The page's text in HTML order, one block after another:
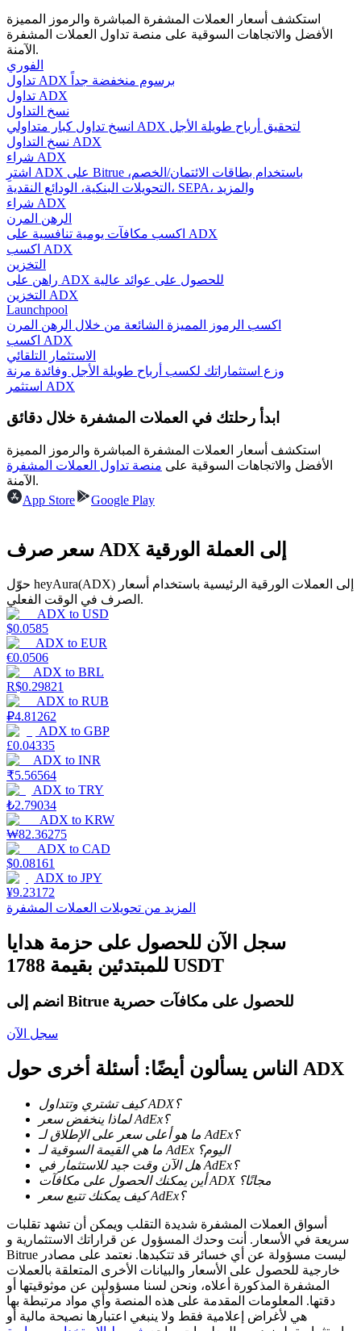
معلومة
تحليل البيانات الضخمة بما في ذلك المعلومات التجارية، وما
إلى ذلك.
مرشد
دليل المبتدئين للعقود الآجلة
استراتيجيات التداول
يكسب
خنزير الطاقة
احصل على مكافآت تنافسية يوميًا
التوقيع المساحي
عوائد عالية والوصول الفوري
Launchpool
الرهان المرن لكسب العملات الرقمية الشهيرة
استكشف أسعار العملات المشفرة المباشرة والرموز المميزة
الأفضل والاتجاهات السوقية على منصة تداول العملات المشفرة
الآمنة.
الفوري
تداول ADX برسوم منخفضة جداً
تداول ADX
نسخ التداول
انسخ تداول كبار متداولي ADX لتحقيق أرباح طويلة الأجل
نسخ التداول ADX
شراء ADX
اشترِ ADX على Bitrue باستخدام بطاقات الائتمان/الخصم،
التحويلات البنكية، الودائع النقدية، SEPA، والمزيد
شراء ADX
الرهن المرن
اكسب مكافآت يومية تنافسية على ADX
اكسب ADX
التخزين
راهن على ADX للحصول على عوائد عالية
التخزين ADX
Launchpool
اكسب الرموز المميزة الشائعة من خلال الرهن المرن
اكسب ADX
الاستثمار التلقائي
وزع استثماراتك لكسب أرباح طويلة الأجل وفائدة مرنة
استثمر ADX
ابدأ رحلتك في العملات المشفرة خلال دقائق
استكشف أسعار العملات المشفرة المباشرة والرموز المميزة
الأفضل والاتجاهات السوقية على منصة تداول العملات المشفرة
الآمنة.
App Store
Google Play
سعر صرف ADX إلى العملة الورقية
حوّل heyAura(ADX) إلى العملات الورقية الرئيسية باستخدام أسعار
الصرف في الوقت الفعلي.
ADX to USD
$0.0585
ADX to EUR
€0.0506
ADX to BRL
R$0.29821
ADX to RUB
₽4.81262
ADX to GBP
£0.04335
ADX to INR
₹5.56564
ADX to TRY
₺2.79034
ADX to KRW
₩82.36275
ADX to CAD
$0.08161
ADX to JPY
¥9.23172
المزيد من تحويلات العملات المشفرة
سجل الآن للحصول على حزمة هدايا
للمبتدئين بقيمة 1788 USDT
انضم إلى Bitrue للحصول على مكافآت حصرية
سجل الآن
الناس يسألون أيضًا: أسئلة أخرى حول ADX
كيف تشتري وتتداول ADX؟
لماذا ينخفض سعر AdEx؟
ما هو أعلى سعر على الإطلاق لـ AdEx؟
ما هي القيمة السوقية لـ AdEx اليوم؟
هل الآن وقت جيد للاستثمار في AdEx؟
أين يمكنك الحصول على مكافآت ADX مجانًا؟
كيف يمكنك تتبع سعر AdEx؟
أسواق العملات المشفرة شديدة التقلب ويمكن أن تشهد تقلبات
سريعة في الأسعار. أنت وحدك المسؤول عن قراراتك الاستثمارية و
Bitrue ليست مسؤولة عن أي خسائر قد تتكبدها. نعتمد على مصادر
خارجية للحصول على الأسعار والبيانات الأخرى المتعلقة بالعملات
المشفرة المذكورة أعلاه، ونحن لسنا مسؤولين عن موثوقيتها أو
دقتها. المعلومات المقدمة على هذه المنصة وأي مواد مرتبطة بها
هي لأغراض إعلامية فقط ولا ينبغي اعتبارها نصيحة مالية أو